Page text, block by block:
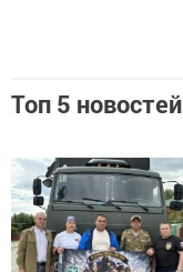
Топ 5 новостей